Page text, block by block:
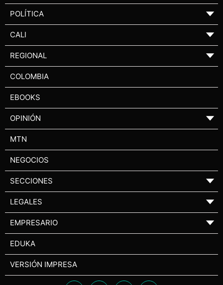
POLÍTICA ▼
CALI ▼
REGIONAL ▼
COLOMBIA
EBOOKS
OPINIÓN ▼
MTN
NEGOCIOS
SECCIONES ▼
LEGALES ▼
EMPRESARIO ▼
EDUKA
VERSIÓN IMPRESA